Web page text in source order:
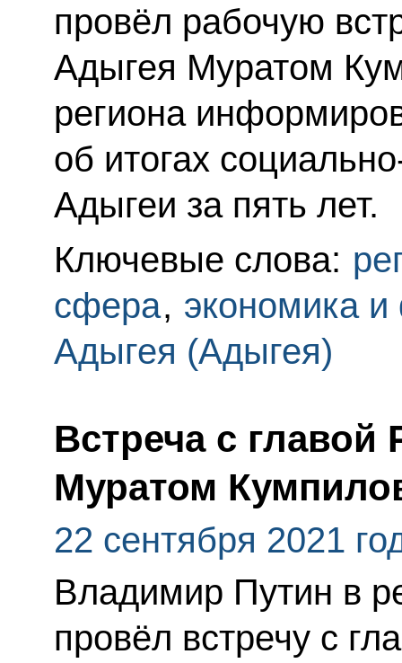
провёл рабочую
Адыгея Муратом
региона
об итогах
Адыгеи за пять лет.
Ключевые слова:
сфера, экономика
Адыгея (Адыгея)
Встреча с главой
Муратом
22 сентября 2021
Владимир Путин в
провёл встречу с